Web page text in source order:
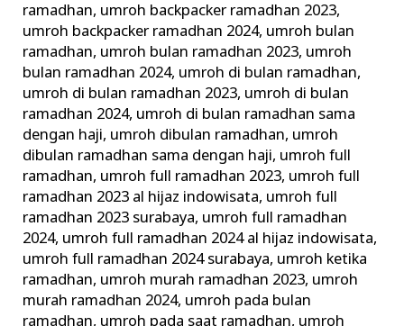
ramadhan, umroh backpacker ramadhan 2023,
umroh backpacker ramadhan 2024, umroh bulan
ramadhan, umroh bulan ramadhan 2023, umroh
bulan ramadhan 2024, umroh di bulan ramadhan,
umroh di bulan ramadhan 2023, umroh di bulan
ramadhan 2024, umroh di bulan ramadhan sama
dengan haji, umroh dibulan ramadhan, umroh
dibulan ramadhan sama dengan haji, umroh full
ramadhan, umroh full ramadhan 2023, umroh full
ramadhan 2023 al hijaz indowisata, umroh full
ramadhan 2023 surabaya, umroh full ramadhan
2024, umroh full ramadhan 2024 al hijaz indowisata,
umroh full ramadhan 2024 surabaya, umroh ketika
ramadhan, umroh murah ramadhan 2023, umroh
murah ramadhan 2024, umroh pada bulan
ramadhan, umroh pada saat ramadhan, umroh